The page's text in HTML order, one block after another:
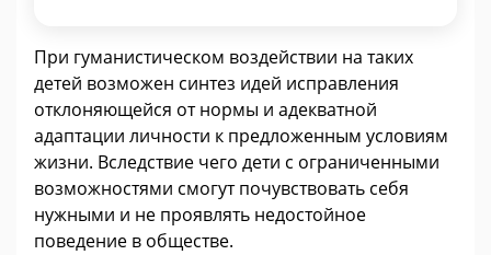
При гуманистическом воздействии на таких
детей возможен синтез идей исправления
отклоняющейся от нормы и адекватной
адаптации личности к предложенным условиям
жизни. Вследствие чего дети с ограниченными
возможностями смогут почувствовать себя
нужными и не проявлять недостойное
поведение в обществе.